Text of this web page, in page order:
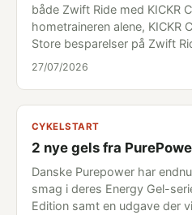
både Zwift Ride med KICKR
hometraineren alene, KICKR
Store besparelser på Zwift
27/07/2026
CYKELSTART
2 nye gels fra
Danske Purepower har
smag i deres Energy Gel-
Edition samt en udgave der